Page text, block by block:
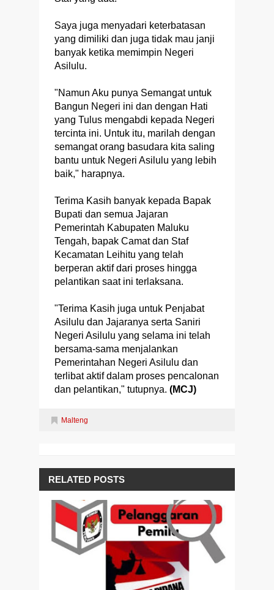
Saya juga menyadari keterbatasan
yang dimiliki dan juga tidak mau janji
banyak ketika memimpin Negeri
Asilulu.
"Namun Aku punya Semangat untuk
Bangun Negeri ini dan dengan Hati
yang Tulus mengabdi kepada Negeri
tercinta ini. Untuk itu, marilah dengan
semangat orang basudara kita saling
bantu untuk Negeri Asilulu yang lebih
baik," harapnya.
Terima Kasih banyak kepada Bapak
Bupati dan semua Jajaran
Pemerintah Kabupaten Maluku
Tengah, bapak Camat dan Staf
Kecamatan Leihitu yang telah
berperan aktif dari proses hingga
pelantikan saat ini terlaksana.
"Terima Kasih juga untuk Penjabat
Asilulu dan Jajaranya serta Saniri
Negeri Asilulu yang selama ini telah
bersama-sama menjalankan
Pemerintahan Negeri Asilulu dan
terlibat aktif dalam proses pencalonan
dan pelantikan," tutupnya. (MCJ)
Malteng
RELATED POSTS